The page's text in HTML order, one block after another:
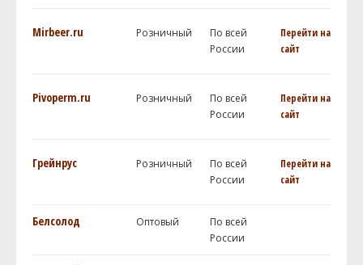
Mirbeer.ru Розничный
По всей
России
Перейти на
сайт
Pivoperm.ru Розничный
По всей
России
Перейти на
сайт
Грейнрус Розничный
По всей
России
Перейти на
сайт
Белсолод Оптовый
По всей
России